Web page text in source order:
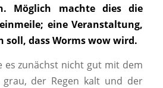
Möglich machte dies die
eine Veranstaltung,
soll, dass Worms wow wird.
es zunächst nicht gut mit dem
grau, der Regen kalt und der